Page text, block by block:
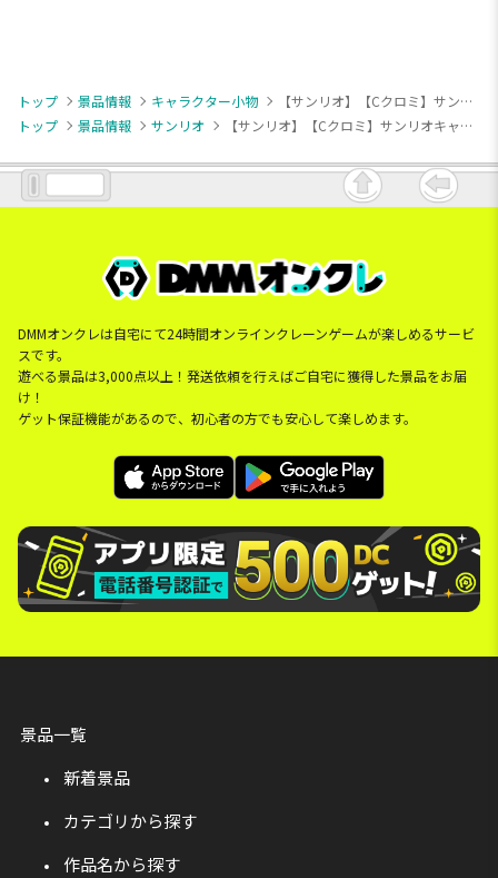
トップ 景品情報 キャラクター小物
【サンリオ】【Cクロミ】サンリオキャラクターズ もふっとわたあめマスコット
トップ
景品情報 サンリオ 【サンリオ】【Cクロミ】サンリオキャラクターズ もふっとわたあめマスコット
DMMオンクレは自宅にて24時間オンラインクレーンゲームが楽しめるサービ
スです。
遊べる景品は3,000点以上！発送依頼を行えばご自宅に獲得した景品をお届
け！
ゲット保証機能があるので、初心者の方でも安心して楽しめます。
景品一覧
新着景品
カテゴリから探す
作品名から探す